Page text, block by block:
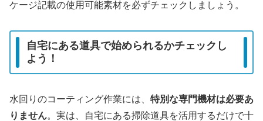
ケージ記載の使用可能素材を必ずチェックしましょう。
自宅にある道具で始められるかチェックし
よう！
水回りのコーティング作業には、 特別な専門機材は必要あ
りません。実は、自宅にある掃除道具を活用するだけで十